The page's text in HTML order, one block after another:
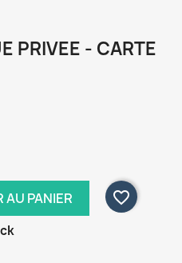
PRIVEE - CARTE
AU PANIER
favorite_border